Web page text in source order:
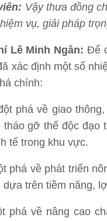
Vậy thưa đồng
vụ, giải pháp
Lê Minh Ngân: Để
xác định một số
chính:
phá về giao
tháo gỡ thế độc đạo
tế trong khu vực.
phá về phát triển
dựa trên tiềm năng,
phá về nâng cao